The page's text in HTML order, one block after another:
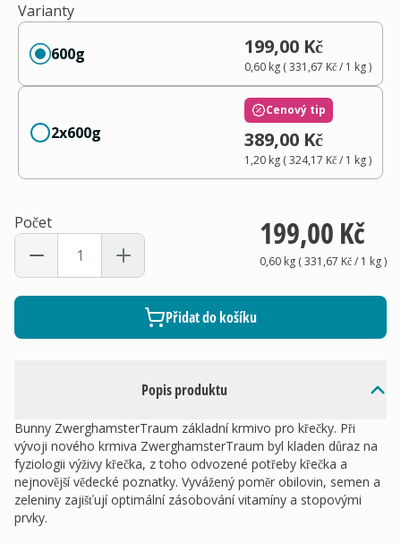
Popis produktu
Bunny ZwerghamsterTraum základní krmivo pro křečky. Při
vývoji nového krmiva ZwerghamsterTraum byl kladen důraz na
fyziologii výživy křečka, z toho odvozené potřeby křečka a
nejnovější vědecké poznatky. Vyvážený poměr obilovin, semen a
zeleniny zajišťují optimální zásobování vitamíny a stopovými
prvky.
Varianty
600g 199,00 Kč
0,60 kg(331,67 Kč/ 1 kg)
2x600g
Cenový tip
389,00 Kč
1,20 kg(324,17 Kč/ 1 kg)
Počet 199,00 Kč
0,60 kg(331,67 Kč/ 1 kg)
Přidat do košíku